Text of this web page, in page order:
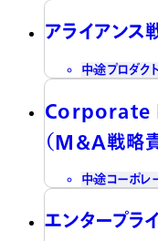
アライアンス
中途プロダク
Corporate
（M&A戦略
中途コーポレ
エンタープラ